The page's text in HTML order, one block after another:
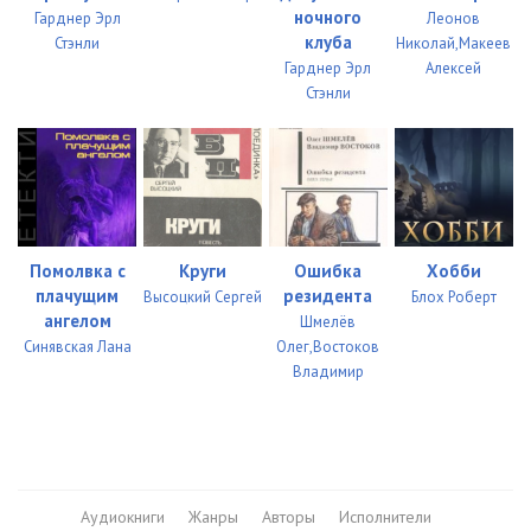
02_02_27 05:03
05:07
02_02_30
02_02_31
02_02_32 00:03
02_03_01 05:01
02_03_02
Гарднер Эрл
Стэнли
ночного
клуба
Гарднер Эрл
Стэнли
Леонов
Николай,Макеев
Алексей
Помолвка с
плачущим
ангелом
Синявская Лана
Круги
Высоцкий Сергей
Ошибка
резидента
Шмелёв
Олег,Востоков
Владимир
Хобби
Блох Роберт
Аудиокниги Жанры Авторы Исполнители